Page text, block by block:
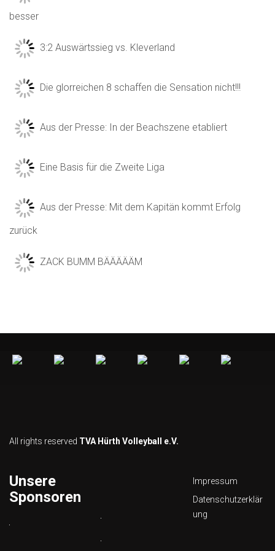
besser
3:2 Auswärtssieg vs. Kleverland
Die glorreichen 8 schaffen die Sensation nicht!!!
Aus der Presse: In der Beachszene etabliert
Eine Basis für die Zweite Liga
Aus der Presse: Mit dem Kapitän kommt Erfolg
zurück
ZACK BUMM BÄÄÄÄÄM
All rights reserved TVA Hürth Volleyball e.V.
Unsere
Sponsoren
Impressum
Datenschutzerklär
ung